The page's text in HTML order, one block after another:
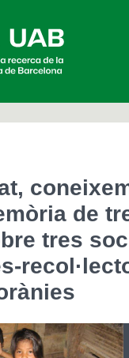
Español
de
tres